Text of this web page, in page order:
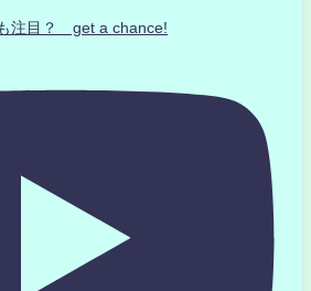
注目？ get a chance!